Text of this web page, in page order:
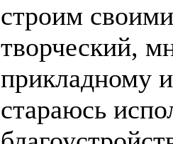
строим
творческий,
прикладному
стараюсь